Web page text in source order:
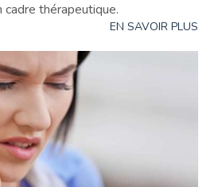
cadre thérapeutique.
EN SAVOIR PLUS